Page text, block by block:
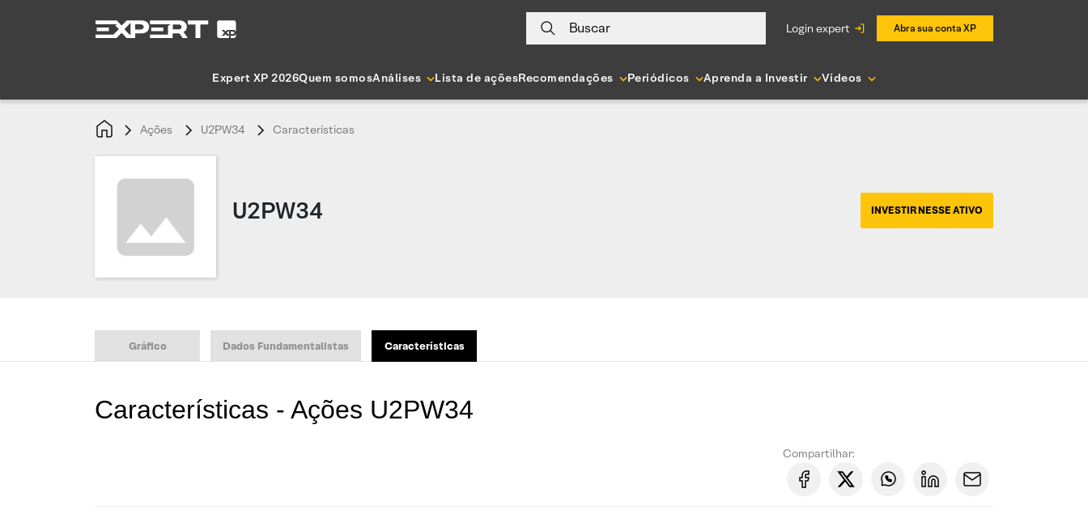
Buscar login expert Abra sua conta XP
Expert XP 2026Quem somosAnálises Lista de açõesRecomendações Periódicos Aprenda a Investir Vídeos
Ações U2PW34 Características
U2PW34 INVESTIR NESSE ATIVO
Gráfico Dados Fundamentalistas Características
Características - Ações U2PW34
Compartilhar: